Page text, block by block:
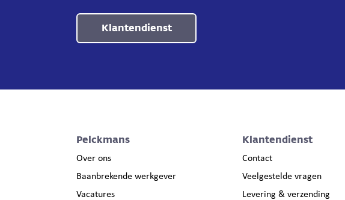
Klantendienst
Pelckmans
Over ons
Baanbrekende werkgever
Vacatures
Klantendienst
Contact
Veelgestelde vragen
Levering & verzending